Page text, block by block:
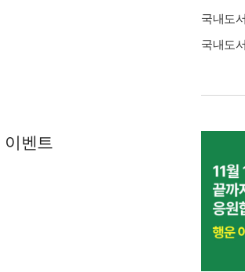
국내도
국내도
이벤트